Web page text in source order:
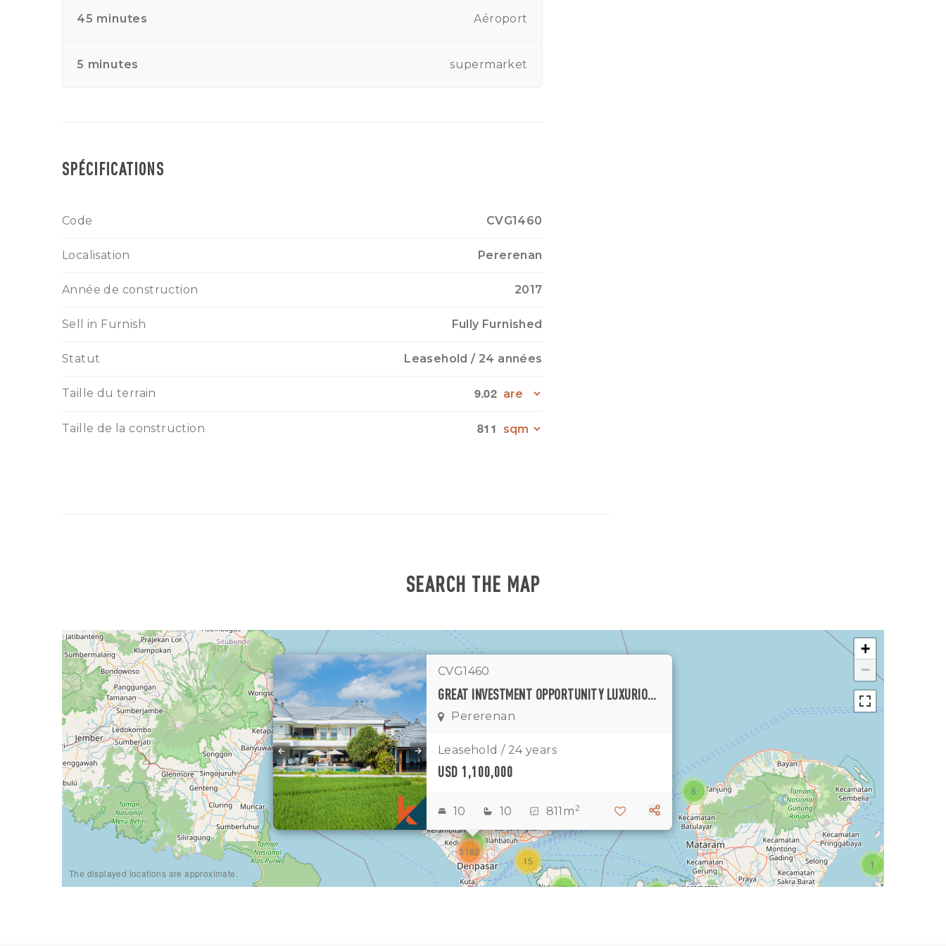
45 minutes Aéroport
5 minutes supermarket
SPÉCIFICATIONS
Code CVG1460
Localisation Pererenan
Année de construction 2017
Sell in Furnish Fully Furnished
Statut Leasehold/ 24 années
Taille du terrain 9.02
Taille de la construction 811
SEARCH THE MAP
1
1
1
1
3
6
15
3182
CVG1460
GREAT INVESTMENT OPPORTUNITY LUXURIOUS VILLA WITH GUEST HOUSE AND WELLNESS CENTER IN PANTAI LIMA
Pererenan
Leasehold / 24 years
USD 1,100,000
10 10 811m2
+
−
The displayed locations are approximate.